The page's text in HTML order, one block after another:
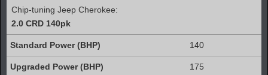
Chip-tuning Jeep Cherokee:
2.0 CRD 140pk
140
175